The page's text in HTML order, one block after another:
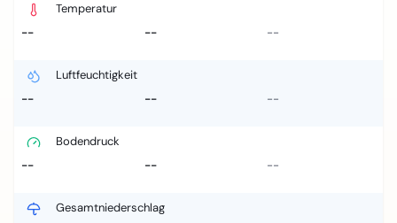
Temperatur
--
-- --
Luftfeuchtigkeit
--
-- --
Bodendruck
--
-- --
Gesamtniederschlag